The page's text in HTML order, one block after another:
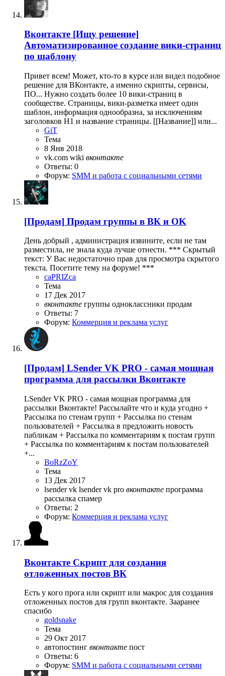
Вконтакте [Ищу решение]
Автоматизированное создание вики-страниц
по шаблону
Привет всем! Может, кто-то в курсе или видел подобное
решение для ВКонтакте, а именно скрипты, сервисы,
ПО... Нужно создать более 10 вики-страниц в
сообществе. Страницы, вики-разметка имеет один
шаблон, информация однообразна, за исключениям
заголовков H1 и название страницы. [[Название]] или...
GiT
Тема
8 Янв 2018
vk.com wiki вконтакте
Ответы: 0
Форум: SMM и работа с социальными сетями
[Продам] Продам группы в ВК и OK
День добрый , администрация извините, если не там
разместила, не знала куда лучше отнести. *** Скрытый
текст: У Вас недостаточно прав для просмотра скрытого
текста. Посетите тему на форуме! ***
caPRIZca
Тема
17 Дек 2017
вконтакте группы одноклассники продам
Ответы: 7
Форум: Коммерция и реклама услуг
[Продам] LSender VK PRO - самая мощная
программа для рассылки Вконтакте
LSender VK PRO - самая мощная программа для
рассылки Вконтакте! Рассылайте что и куда угодно +
Расcылка по стенам групп + Расcылка по стенам
пользователей + Расcылка в предложить новость
пабликам + Расcылка по комментариям к постам групп
+ Расcылка по комментариям к постам пользователей
+...
BoRzZoY
Тема
13 Дек 2017
lsender vk lsender vk pro вконтакте программа
рассылка спамер
Ответы: 2
Форум: Коммерция и реклама услуг
Вконтакте Скрипт для создания
отложенных постов ВК
Есть у кого прога или скрипт или макрос для создания
отложенных постов для групп вконтакте. Зааранее
спасибо
goldsnake
Тема
29 Окт 2017
автопостинг вконтакте пост
Ответы: 6
Форум: SMM и работа с социальными сетями